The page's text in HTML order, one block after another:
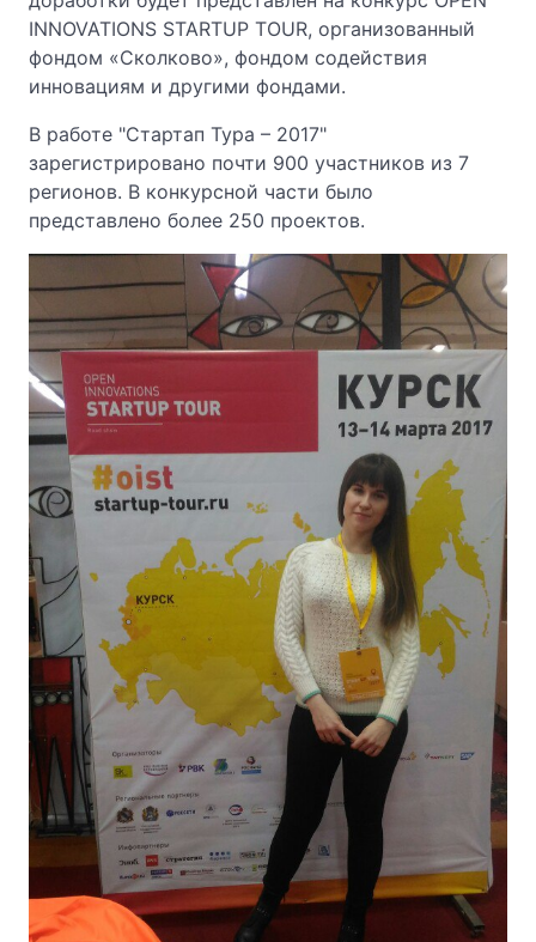
INNOVATIONS STARTUP TOUR, организованный
фондом «Сколково», фондом содействия
инновациям и другими фондами.
В работе "Стартап Тура – 2017"
зарегистрировано почти 900 участников из 7
регионов. В конкурсной части было
представлено более 250 проектов.